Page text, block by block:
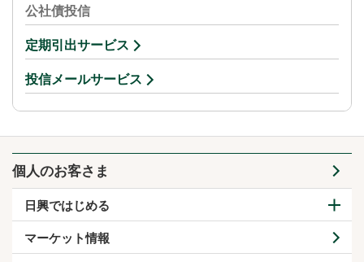
公社債投信
定期引出サービス
投信メールサービス
個人のお客さま
日興ではじめる
マーケット情報